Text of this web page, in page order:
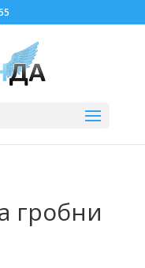
гробни